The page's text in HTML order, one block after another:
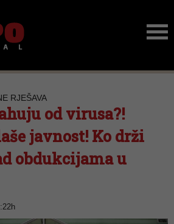
RJEŠAVA
od virusa?!
javnost! Ko drži
obdukcijama u